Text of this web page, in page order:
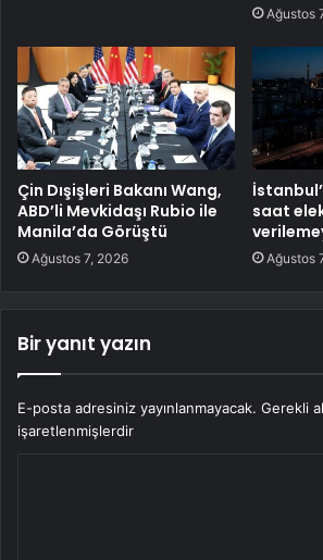
Ağustos
Çin Dışişleri Bakanı Wang,
ABD’li Mevkidaşı Rubio ile
Manila’da Görüştü
Ağustos 7, 2026
saat
Ağustos
Bir yanıt yazın
E-posta adresiniz yayınlanmayacak. Gerekli
işaretlenmişlerdir